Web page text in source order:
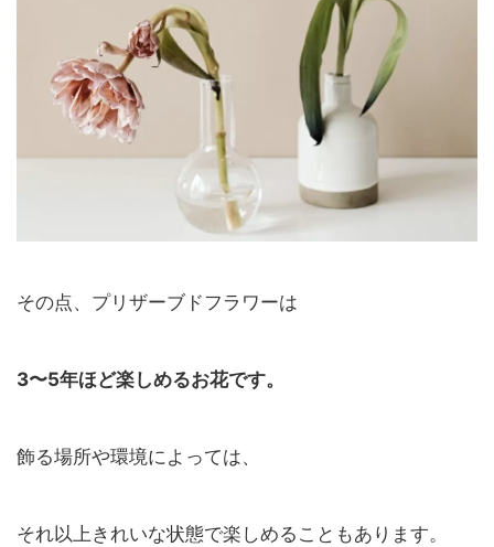
その点、プリザーブドフラワーは
3〜5年ほど楽しめるお花です。
飾る場所や環境によっては、
それ以上きれいな状態で楽しめることもあります。